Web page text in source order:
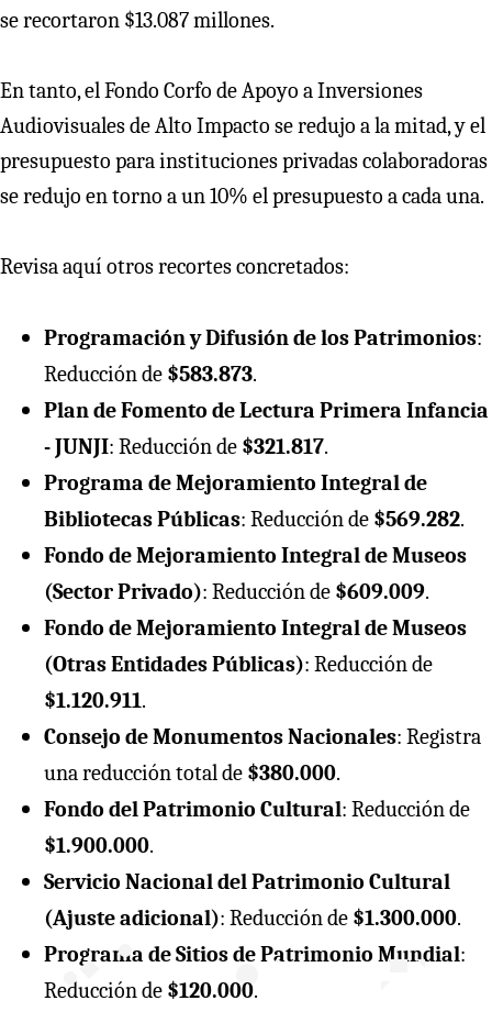
se recortaron $13.087 millones.
En tanto, el Fondo Corfo de Apoyo a Inversiones
Audiovisuales de Alto Impacto se redujo a la mitad, y el
presupuesto para instituciones privadas colaboradoras
se redujo en torno a un 10% el presupuesto a cada una.
Revisa aquí otros recortes concretados:
Programación y Difusión de los Patrimonios:
Reducción de $583.873.
Plan de Fomento de Lectura Primera Infancia
- JUNJI: Reducción de $321.817.
Programa de Mejoramiento Integral de
Bibliotecas Públicas: Reducción de $569.282.
Fondo de Mejoramiento Integral de Museos
(Sector Privado): Reducción de $609.009.
Fondo de Mejoramiento Integral de Museos
(Otras Entidades Públicas): Reducción de
$1.120.911.
Consejo de Monumentos Nacionales: Registra
una reducción total de $380.000.
Fondo del Patrimonio Cultural: Reducción de
$1.900.000.
Servicio Nacional del Patrimonio Cultural
(Ajuste adicional): Reducción de $1.300.000.
Programa de Sitios de Patrimonio Mundial:
Reducción de $120.000.